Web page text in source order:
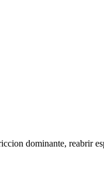
dominante, reabrir